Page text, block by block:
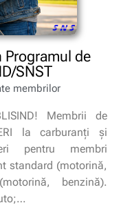
Programul de
SNST
membrilor
Membrii de
la carburanți și
pentru membri
standard (motorină,
benzină).